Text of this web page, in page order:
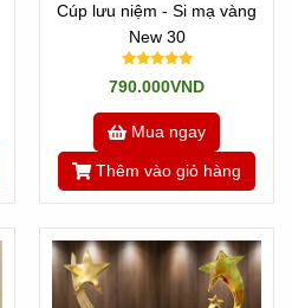
Cúp lưu niệm - Si mạ vàng
New 30
790.000VND
Mua ngay
Thêm vào giỏ hàng